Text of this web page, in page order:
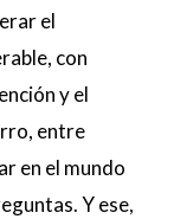
el
con
y el
entre
en el mundo
Y ese,